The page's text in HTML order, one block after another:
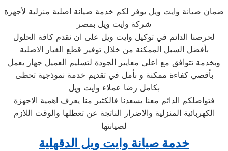
ضمان صيانة وايت ويل يوفر لكم خدمة صيانة اصلية منزلية لأجهزة
شركة وايت ويل بمصر
لحرصنا الدائم في توكيل وايت ويل على ان نقدم كافة الحلول
بأفضل السبل الممكنة من خلال توفير قطع الغيار الاصلية
وبخدمة تتوافق مع اعلي معايير الجودة لتسليم العميل جهاز يعمل
بأقصي كفاءة ممكنة و نأمل في تقديم خدمة نموذجية تحظى
بكامل رضا عملاء وايت ويل
فتواصلكم الدائم معنا يسعدنا فالكثير منا يعرف اهمية الاجهزة
الكهربائية المنزلية والاضرار الناتجة عن تعطلها والوقت اللازم
لصيانتها
خدمة صيانة وايت ويل الدقهلية